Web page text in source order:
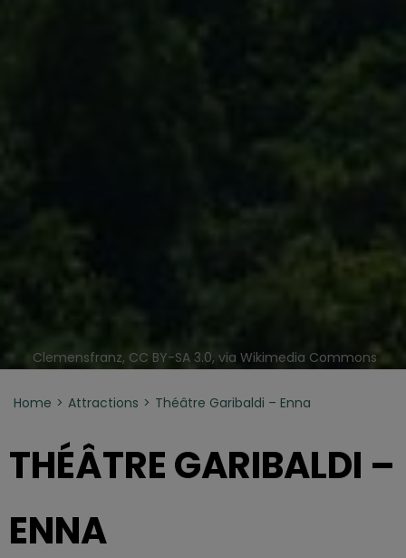
Clemensfranz, CC BY-SA 3.0, via Wikimedia Commons
Home Attractions Théâtre Garibaldi – Enna
THÉÂTRE GARIBALDI –
ENNA